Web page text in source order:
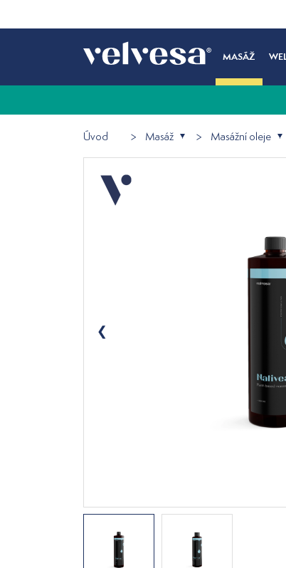
MASÁŽ
Úvod Masáž Masážní oleje